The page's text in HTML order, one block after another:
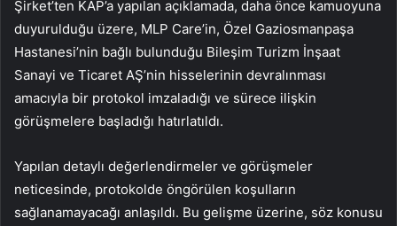
Şirket’ten KAP’a yapılan açıklamada, daha önce kamuoyuna
duyurulduğu üzere, MLP Care’in, Özel Gaziosmanpaşa
Hastanesi’nin bağlı bulunduğu Bileşim Turizm İnşaat
Sanayi ve Ticaret AŞ’nin hisselerinin devralınması
amacıyla bir protokol imzaladığı ve sürece ilişkin
görüşmelere başladığı hatırlatıldı.
Yapılan detaylı değerlendirmeler ve görüşmeler
neticesinde, protokolde öngörülen koşulların
sağlanamayacağı anlaşıldı. Bu gelişme üzerine, söz konusu